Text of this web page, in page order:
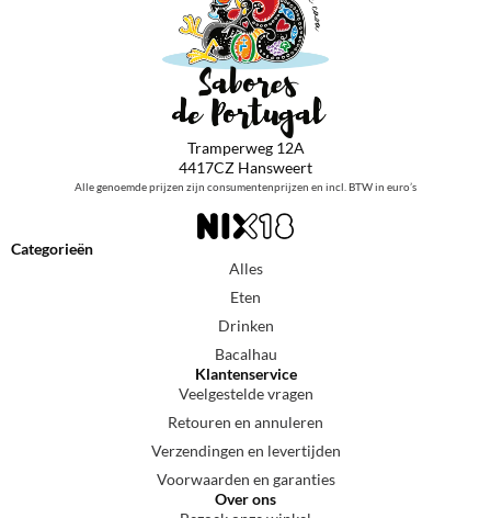
Tramperweg 12A
4417CZ Hansweert
Alle genoemde prijzen zijn consumentenprijzen en incl. BTW in euro’s
Categorieën
Alles
Eten
Drinken
Bacalhau
Klantenservice
Veelgestelde vragen
Retouren en annuleren
Verzendingen en levertijden
Voorwaarden en garanties
Over ons